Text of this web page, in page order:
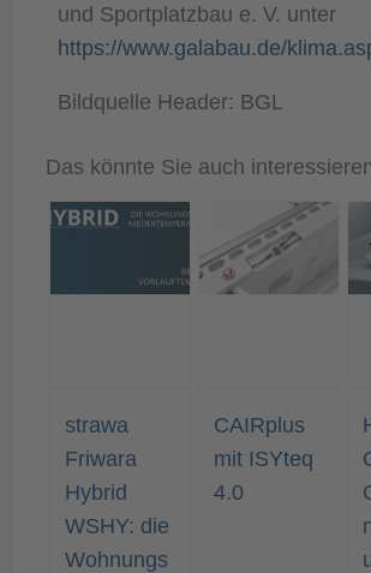
und Sportplatzbau e. V. unter
https://www.galabau.de/
Bildquelle Header: BGL
Das könnte Sie auch
strawa
Friwara
Hybrid
WSHY: die
Wohnungs
CAIRplus
mit ISYteq
4.0